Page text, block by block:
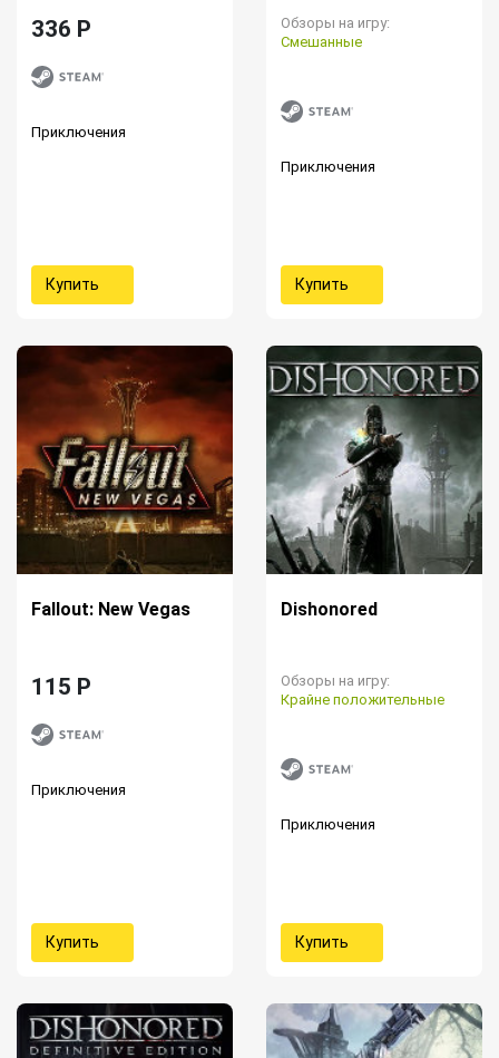
336 P
Приключения
Купить
Обзоры на игру:
Смешанные
Приключения
Купить
Fallout: New Vegas
115 P
Приключения
Купить
Dishonored
Обзоры на игру:
Крайне положительные
Приключения
Купить